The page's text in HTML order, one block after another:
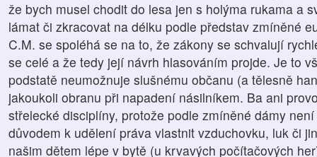
že bych musel chodit do lesa jen s holýma rukama a
lámat či zkracovat na délku podle představ zmíněné
C.M. se spoléhá se na to, že zákony se schvalují
se celé a že tedy její návrh hlasováním projde. Je to
podstatě neumožnuje slušnému občanu (a tělesně
jakoukoli obranu při napadení násilníkem. Ba ani
střelecké disciplíny, protože podle zmíněné dámy
důvodem k udělení práva vlastnit vzduchovku, luk či
našim dětem lépe v bytě (u krvavých počítačových